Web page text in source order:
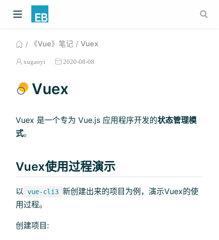
《Vue》笔记 Vuex
xugaoyi 2020-08-08
Vuex
Vuex 是一个专为 Vue.js 应用程序开发的状态管理模
式。
Vuex使用过程演示
以 vue-cli3 新创建出来的项目为例，演示Vuex的使
用过程。
创建项目: